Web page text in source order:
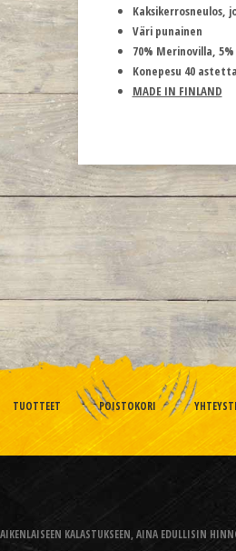
Kaksikerrosneulos,
Väri punainen
70% Merinovilla,
Konepesu 40
MADE IN FINLAND
TUOTTEET POISTOKORI
KALASTUKSEEN, AINA EDULLISIN